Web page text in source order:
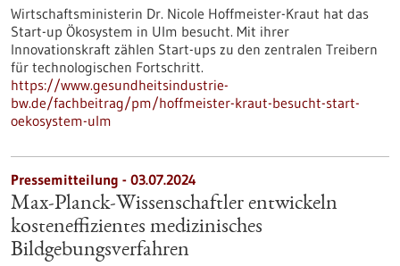
Wirtschaftsministerin Dr. Nicole Hoffmeister-Kraut hat das
Start-up Ökosystem in Ulm besucht. Mit ihrer
Innovationskraft zählen Start-ups zu den zentralen Treibern
für technologischen Fortschritt.
https://www.gesundheitsindustrie-
bw.de/fachbeitrag/pm/hoffmeister-kraut-besucht-start-
oekosystem-ulm
Pressemitteilung - 03.07.2024
Max-Planck-Wissenschaftler entwickeln
kosteneffizientes medizinisches
Bildgebungsverfahren